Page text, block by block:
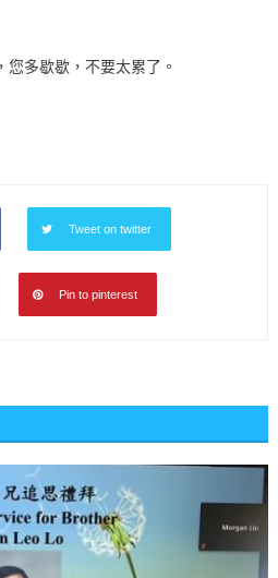
多歇歇，不要太累了。
Tweet on twitter
Pin to pinterest